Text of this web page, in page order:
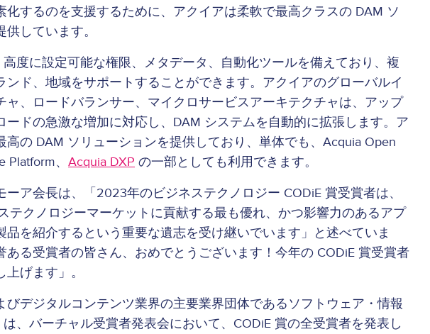
化するのを支援するために、アクイアは柔軟で最高クラスの DAM ソ
供しています。
度に設定可能な権限、メタデータ、自動化ツールを備えており、複
ンド、地域をサポートすることができます。アクイアのグローバルイ
ャ、ロードバランサー、マイクロサービスアーキテクチャは、アップ
ードの急激な増加に対応し、DAM システムを自動的に拡張します。ア
高の DAM ソリューションを提供しており、単体でも、Acquia Open
Platform、 Acquia DXP の一部としても利用できます。
ーア会長は、「2023年のビジネステクノロジー CODiE 賞受賞者は、
テクノロジーマーケットに貢献する最も優れ、かつ影響力のあるアプ
品を紹介するという重要な遺志を受け継いでいます」と述べていま
ある受賞者の皆さん、おめでとうございます！今年の CODiE 賞受賞者
げます」。
びデジタルコンテンツ業界の主要業界団体であるソフトウェア・情報
は、バーチャル受賞者発表会において、CODiE 賞の全受賞者を発表し